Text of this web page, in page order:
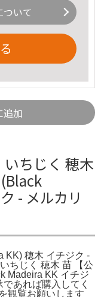
いて
追加
ちじく 穂木
- メルカリ
KK) 穂木 イチジク -
ちじく 穂木 苗 【公
Madeira KK イチジ
あれば購入してく
観覧お願いします